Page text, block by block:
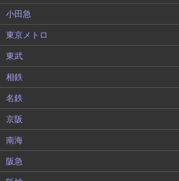
小田急
東京メトロ
東武
相鉄
名鉄
京阪
南海
阪急